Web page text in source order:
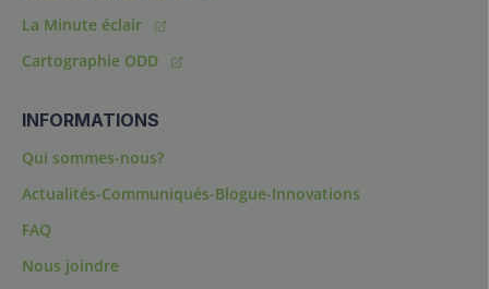
La Minute éclair
Cartographie ODD
INFORMATIONS
Qui sommes-nous?
Actualités-Communiqués-Blogue-Innovations
FAQ
Nous joindre